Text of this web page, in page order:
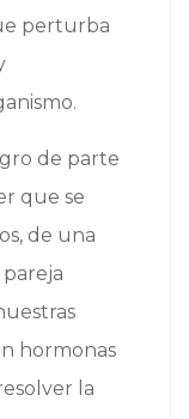
perturba
de parte
que se
de una
hormonas
la